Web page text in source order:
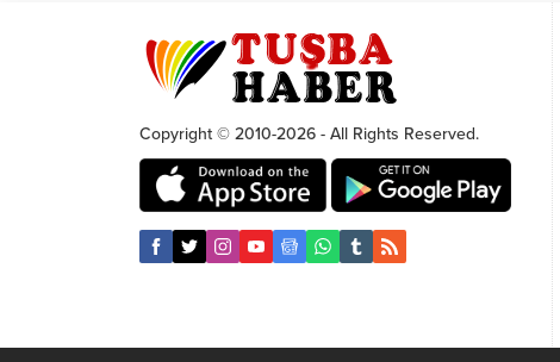
Copyright © 2010-2026 - All Rights Reserved.